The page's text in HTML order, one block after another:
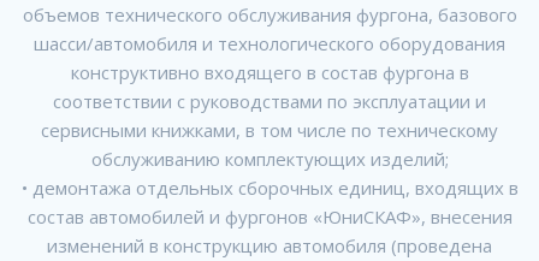
объемов технического обслуживания фургона, базового
шасси/автомобиля и технологического оборудования
конструктивно входящего в состав фургона в
соответствии с руководствами по эксплуатации и
сервисными книжками, в том числе по техническому
обслуживанию комплектующих изделий;
• демонтажа отдельных сборочных единиц, входящих в
состав автомобилей и фургонов «ЮниСКАФ», внесения
изменений в конструкцию автомобиля (проведена